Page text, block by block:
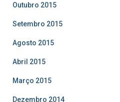
Outubro 2015
Setembro 2015
Agosto 2015
Abril 2015
Março 2015
Dezembro 2014